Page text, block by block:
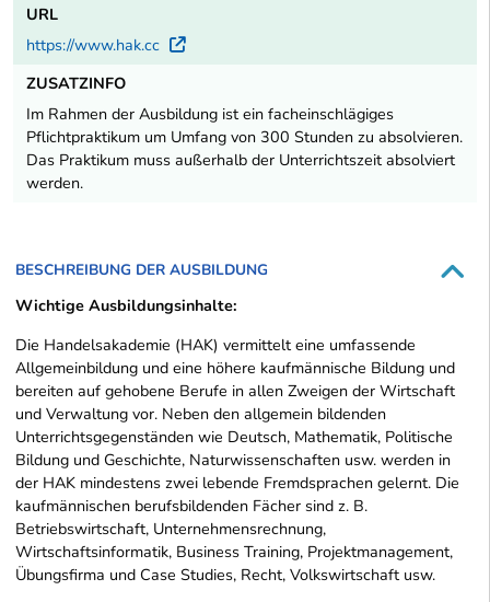
URL
https://www.hak.cc
Externer Link
ZUSATZINFO
Im Rahmen der Ausbildung ist ein facheinschlägiges
Pflichtpraktikum um Umfang von 300 Stunden zu absolvieren.
Das Praktikum muss außerhalb der Unterrichtszeit absolviert
werden.
BESCHREIBUNG DER AUSBILDUNG
Wichtige Ausbildungsinhalte:
Die Handelsakademie (HAK) vermittelt eine umfassende
Allgemeinbildung und eine höhere kaufmännische Bildung und
bereiten auf gehobene Berufe in allen Zweigen der Wirtschaft
und Verwaltung vor. Neben den allgemein bildenden
Unterrichtsgegenständen wie Deutsch, Mathematik, Politische
Bildung und Geschichte, Naturwissenschaften usw. werden in
der HAK mindestens zwei lebende Fremdsprachen gelernt. Die
kaufmännischen berufsbildenden Fächer sind z. B.
Betriebswirtschaft, Unternehmensrechnung,
Wirtschaftsinformatik, Business Training, Projektmanagement,
Übungsfirma und Case Studies, Recht, Volkswirtschaft usw.